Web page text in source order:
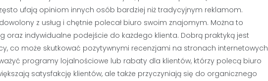
ufają opiniom innych osób bardziej niż tradycyjnym reklamom.
z usług i chętnie polecał biuro swoim znajomym. Można to
oraz indywidualne podejście do każdego klienta. Dobrą praktyką jest
co może skutkować pozytywnymi recenzjami na stronach internetowych
programy lojalnościowe lub rabaty dla klientów, którzy polecą biuro
satysfakcję klientów, ale także przyczyniają się do organicznego